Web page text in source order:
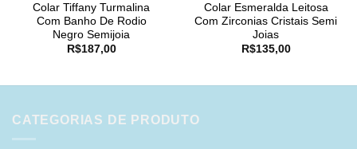
Colar Tiffany Turmalina
Com Banho De Rodio
Negro Semijoia
R$187,00
Colar Esmeralda Leitosa
Com Zirconias Cristais Semi
Joias
R$135,00
CATEGORIAS DE PRODUTO